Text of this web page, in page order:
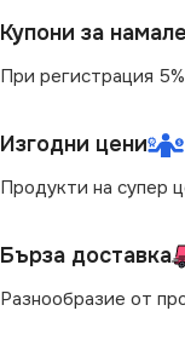
Купони за
При регистрация
Изгодни цени
Продукти на супер
Бърза доставка
Разнообразие от